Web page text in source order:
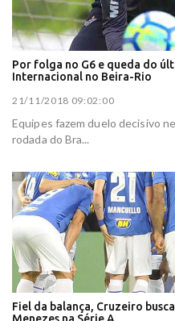
Por folga no G6 e queda do
Internacional no Beira-Rio
21/11/2018 09:02:00
Equipes fazem duelo decisivo
rodada do Bra...
Fiel da balança, Cruzeiro
Menezes na Série A